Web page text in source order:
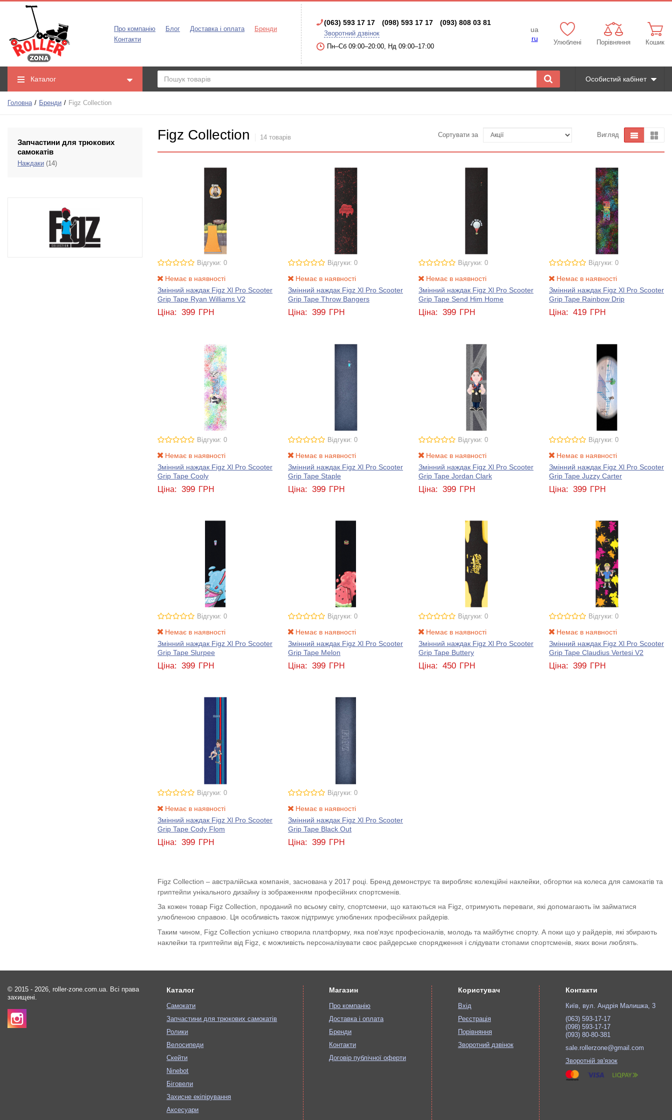
Про компанію Блог Доставка і оплата
Бренди
Контакти
(063) 593 17 17 (098) 593 17 17 (093) 808 03 81
Зворотний дзвінок
Пн–Сб 09:00–20:00, Нд 09:00–17:00
ua
ru
Улюблені Порівняння Кошик
Каталог Особистий кабінет
Головна Бренди Figz Collection
Запчастини для трюкових
самокатів
Наждаки (14)
Figz Collection 14 товарів Сортувати за Вигляд
Відгуки: 0
Немає в наявності
Змінний наждак Figz Xl Pro Scooter
Grip Tape Ryan Williams V2
Ціна: 399 ГРН
Відгуки: 0
Немає в наявності
Змінний наждак Figz Xl Pro Scooter
Grip Tape Throw Bangers
Ціна: 399 ГРН
Відгуки: 0
Немає в наявності
Змінний наждак Figz Xl Pro Scooter
Grip Tape Send Him Home
Ціна: 399 ГРН
Відгуки: 0
Немає в наявності
Змінний наждак Figz Xl Pro Scooter
Grip Tape Rainbow Drip
Ціна: 419 ГРН
Відгуки: 0
Немає в наявності
Змінний наждак Figz Xl Pro Scooter
Grip Tape Cooly
Ціна: 399 ГРН
Відгуки: 0
Немає в наявності
Змінний наждак Figz Xl Pro Scooter
Grip Tape Staple
Ціна: 399 ГРН
Відгуки: 0
Немає в наявності
Змінний наждак Figz Xl Pro Scooter
Grip Tape Jordan Clark
Ціна: 399 ГРН
Відгуки: 0
Немає в наявності
Змінний наждак Figz Xl Pro Scooter
Grip Tape Juzzy Carter
Ціна: 399 ГРН
Відгуки: 0
Немає в наявності
Змінний наждак Figz Xl Pro Scooter
Grip Tape Slurpee
Ціна: 399 ГРН
Відгуки: 0
Немає в наявності
Змінний наждак Figz Xl Pro Scooter
Grip Tape Melon
Ціна: 399 ГРН
Відгуки: 0
Немає в наявності
Змінний наждак Figz Xl Pro Scooter
Grip Tape Buttery
Ціна: 450 ГРН
Відгуки: 0
Немає в наявності
Змінний наждак Figz Xl Pro Scooter
Grip Tape Claudius Vertesi V2
Ціна: 399 ГРН
Відгуки: 0
Немає в наявності
Змінний наждак Figz Xl Pro Scooter
Grip Tape Cody Flom
Ціна: 399 ГРН
Відгуки: 0
Немає в наявності
Змінний наждак Figz Xl Pro Scooter
Grip Tape Black Out
Ціна: 399 ГРН
Figz Collection – австралійська компанія, заснована у 2017 році. Бренд демонструє та виробляє колекційні наклейки, обгортки на колеса для самокатів та
гриптейпи унікального дизайну із зображенням професійних спортсменів.
За кожен товар Figz Collection, проданий по всьому світу, спортсмени, що катаються на Figz, отримують переваги, які допомагають їм займатися
улюбленою справою. Ця особливість також підтримує улюблених професійних райдерів.
Таким чином, Figz Collection успішно створила платформу, яка пов'язує професіоналів, молодь та майбутнє спорту. А поки що у райдерів, які збирають
наклейки та гриптейпи від Figz, є можливість персоналізувати своє райдерське спорядження і слідувати стопами спортсменів, яких вони люблять.
© 2015 - 2026, roller-zone.com.ua. Всі права
захищені.
Каталог
Самокати
Запчастини для трюкових самокатів
Ролики
Велосипеди
Скейти
Ninebot
Біговели
Захисне екіпірування
Аксесуари
Магазин
Про компанію
Доставка і оплата
Бренди
Контакти
Договір публічної оферти
Користувач
Вхід
Реєстрація
Порівняння
Зворотний дзвінок
Контакти
Київ, вул. Андрія Малишка, 3
(063) 593-17-17
(098) 593-17-17
(093) 80-80-381
sale.rollerzone@gmail.com
Зворотній зв'язок